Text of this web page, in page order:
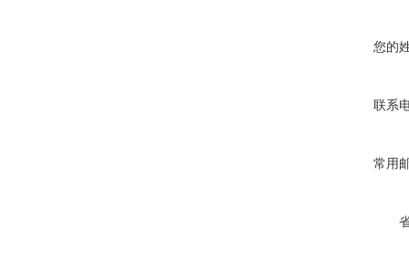
您的
联系
常用